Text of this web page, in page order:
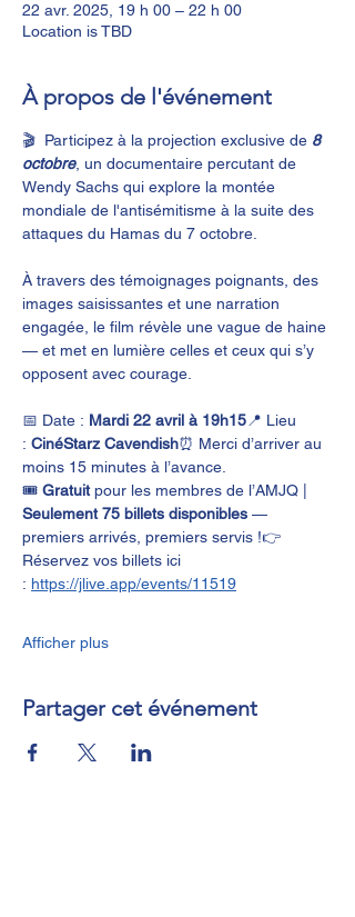
22 avr. 2025, 19 h 00 – 22 h 00
Location is TBD
À propos de l'événement
🎬  Participez à la projection exclusive de 8
octobre, un documentaire percutant de
Wendy Sachs qui explore la montée
mondiale de l'antisémitisme à la suite des
attaques du Hamas du 7 octobre.
À travers des témoignages poignants, des
images saisissantes et une narration
engagée, le film révèle une vague de haine
— et met en lumière celles et ceux qui s’y
opposent avec courage.
📅 Date : Mardi 22 avril à 19h15📍 Lieu
: CinéStarz Cavendish⏰ Merci d’arriver au
moins 15 minutes à l’avance.
🎟️ Gratuit pour les membres de l’AMJQ |
Seulement 75 billets disponibles —
premiers arrivés, premiers servis !👉
Réservez vos billets ici
: https://jlive.app/events/11519
Afficher plus
Partager cet événement